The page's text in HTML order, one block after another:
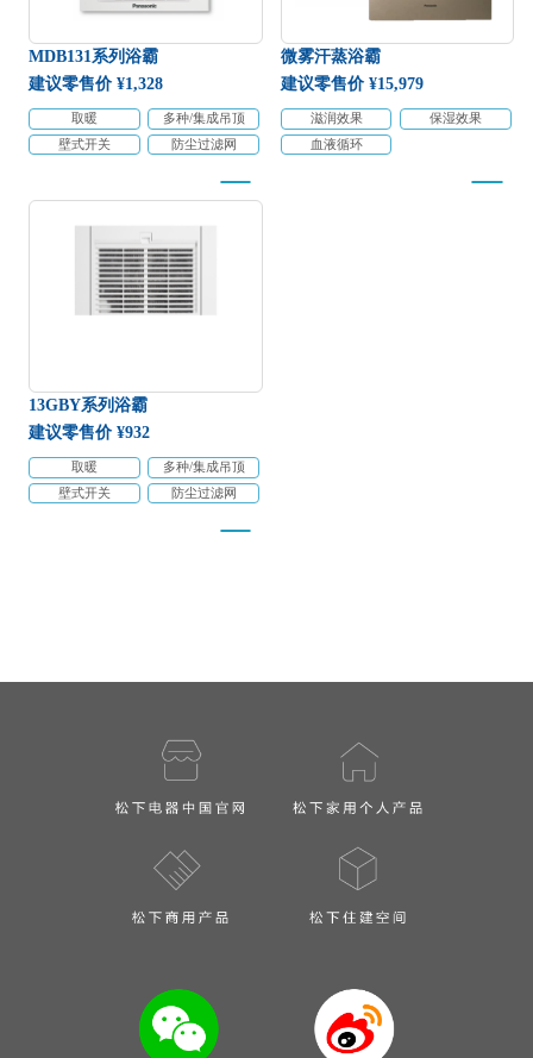
MDB131系列浴霸
建议零售价 ¥1,328
取暖
多种/集成吊顶
壁式开关
防尘过滤网
微雾汗蒸浴霸
建议零售价 ¥15,979
滋润效果
保湿效果
血液循环
13GBY系列浴霸
建议零售价 ¥932
取暖
多种/集成吊顶
壁式开关
防尘过滤网